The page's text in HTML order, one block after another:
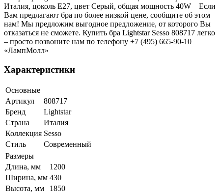
Италия, цоколь E27, цвет Серый, общая мощность 40W Если
Вам предлагают бра по более низкой цене, сообщите об этом
нам! Мы предложим выгодное предложение, от которого Вы
отказаться не сможете. Купить бра Lightstar Sesso 808717 легко
– просто позвоните нам по телефону +7 (495) 665-90-10
«ЛампМолл»
Характеристики
Основные
Артикул
808717
Бренд
Lightstar
Страна
Италия
Коллекция Sesso
Стиль
Современный
Размеры
Длина, мм
1200
Ширина, мм 430
Высота, мм
1850